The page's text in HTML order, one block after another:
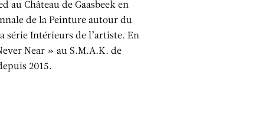
au Château de Gaasbeek en
de la Peinture autour du
série Intérieurs de l’artiste. En
Near » au S.M.A.K. de
2015.